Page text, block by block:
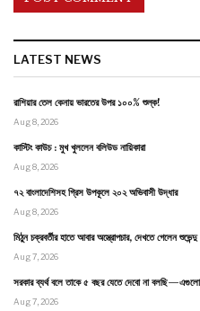
LATEST NEWS
রাশিয়ার তেল কেনায় ভারতের উপর ১০০% শুল্ক!
Aug 8, 2026
কাস্টিং কাউচ : মুখ খুললেন বলিউড নায়িকারা
Aug 8, 2026
৭২ বাংলাদেশিসহ গ্রিস উপকূলে ২০২ অভিবাসী উদ্ধার
Aug 8, 2026
মিঠুন চক্রবর্তীর হাতে আবার অস্ত্রোপচার, দেখতে গেলেন শুভেন্দু
Aug 7, 2026
সরকার ব্যর্থ বলে তাকে ৫ বছর যেতে দেবো না বলছি—এগুলো
Aug 7, 2026